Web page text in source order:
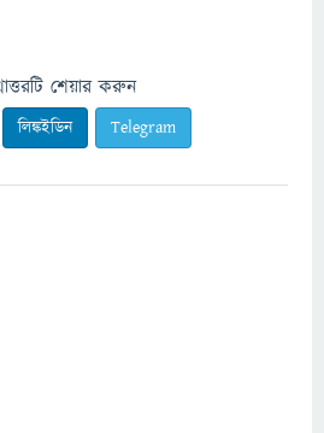
শেয়ার করুন
লিঙ্কইডিন Telegram